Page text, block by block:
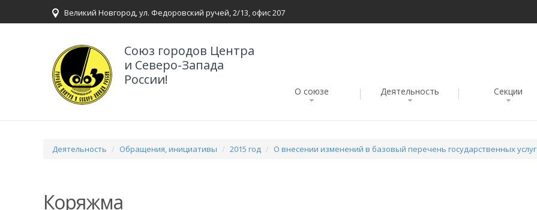
Великий Новгород, ул. Федоровский ручей, 2/13, офис 207
Союз городов Центра
и Северо-Запада
России!
О союзе Деятельность Секции
Деятельность Обращения, инициативы 2015 год О внесении изменений в базовый перечень государственных услуг
Коряжма